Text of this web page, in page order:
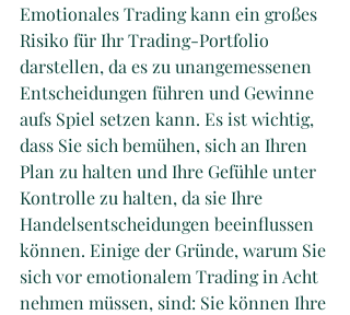
Emotionales Trading kann ein großes
Risiko für Ihr Trading-Portfolio
darstellen, da es zu unangemessenen
Entscheidungen führen und Gewinne
aufs Spiel setzen kann. Es ist wichtig,
dass Sie sich bemühen, sich an Ihren
Plan zu halten und Ihre Gefühle unter
Kontrolle zu halten, da sie Ihre
Handelsentscheidungen beeinflussen
können. Einige der Gründe, warum Sie
sich vor emotionalem Trading in Acht
nehmen müssen, sind: Sie können Ihre